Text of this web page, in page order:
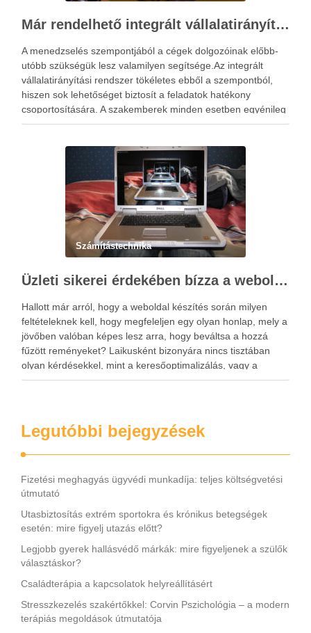
Már rendelhető integrált vállalatirányítási rendszer
A menedzselés szempontjából a cégek dolgozóinak előbb-
utóbb szükségük lesz valamilyen segítsége.Az integrált
vállalatirányítási rendszer tökéletes ebből a szempontból,
hiszen sok lehetőséget biztosít a feladatok hatékony
csoportosítására. A szakemberek minden esetben egyénileg
alkotják meg ezeket a programokat, így teljes körű lesz az
Felmerülhet azonban az érdeklődőkben az a kérdés, …
Számítástechnika
Üzleti sikerei érdekében bízza a weboldal készítés feladatát tapasztalt profikra!
Hallott már arról, hogy a weboldal készítés során milyen
feltételeknek kell, hogy megfeleljen egy olyan honlap, mely a
jövőben valóban képes lesz arra, hogy beváltsa a hozzá
fűzött reményeket? Laikusként bizonyára nincs tisztában
olyan kérdésekkel, mint a keresőoptimalizálás, vagy a
webdesignra és a tartalomra való megfelelő arányú
Legutóbbi bejegyzések
Fizetési meghagyás ügyvédi munkadíja: teljes költségvetési
útmutató
Utasbiztosítás extrém sportokra és krónikus betegségek
esetén: mire figyelj utazás előtt?
Legjobb gyerek hallásvédő márkák: mire figyeljenek a szülők
választáskor?
Családterápia a kapcsolatok helyreállításért
Stresszkezelés szakértőkkel: Corvin Pszichológia – a modern
terápiás megoldások útmutatója